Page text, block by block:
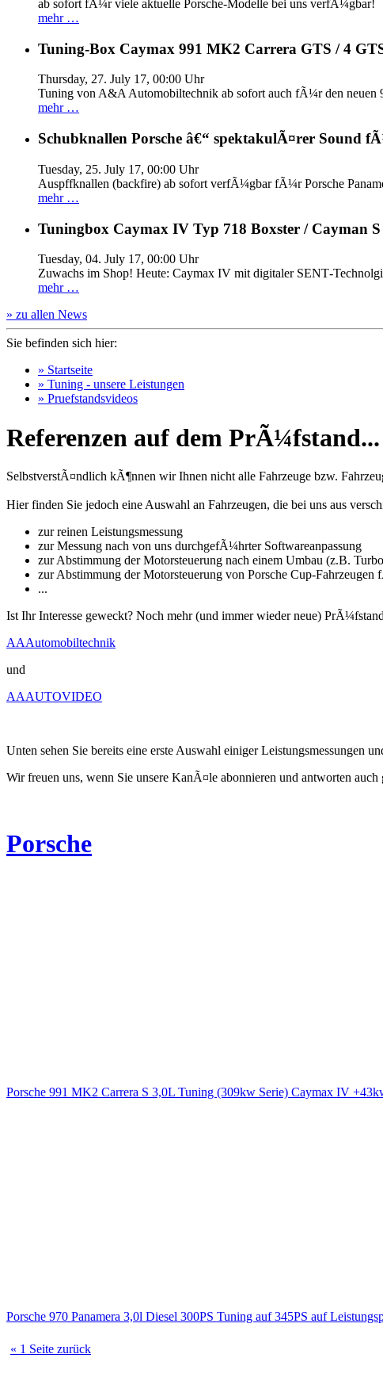
ab sofort fÃ¼r viele aktuelle Porsche-Modelle bei uns verfÃ¼gbar!
mehr …
Tuning-Box Caymax 991 MK2 Carrera GTS / 4
Thursday, 27. July 17, 00:00 Uhr
Tuning von A&A Automobiltechnik ab sofort auch fÃ¼r den neuen
mehr …
Schubknallen Porsche â€“ spektakulÃ¤rer Sound
Tuesday, 25. July 17, 00:00 Uhr
Auspffknallen (backfire) ab sofort verfÃ¼gbar fÃ¼r Porsche
mehr …
Tuningbox Caymax IV Typ 718 Boxster / Cayman
Tuesday, 04. July 17, 00:00 Uhr
Zuwachs im Shop! Heute: Caymax IV mit digitaler
mehr …
» zu allen News
Sie befinden sich hier:
» Startseite
» Tuning - unsere Leistungen
» Pruefstandsvideos
Referenzen auf dem PrÃ¼fstand...
SelbstverstÃ¤ndlich kÃ¶nnen wir Ihnen nicht alle Fahrzeuge bzw.
Hier finden Sie jedoch eine Auswahl an Fahrzeugen, die bei uns aus
zur reinen Leistungsmessung
zur Messung nach von uns durchgefÃ¼hrter Softwareanpassung
zur Abstimmung der Motorsteuerung nach einem Umbau (z.B.
zur Abstimmung der Motorsteuerung von Porsche Cup-
...
Ist Ihr Interesse geweckt? Noch mehr (und immer wieder neue)
AAAutomobiltechnik
und
AAAUTOVIDEO
Unten sehen Sie bereits eine erste Auswahl einiger Leistungsmessungen
Wir freuen uns, wenn Sie unsere KanÃ¤le abonnieren und antworten
Porsche
Porsche 991 MK2 Carrera S 3,0L Tuning (309kw Serie) Caymax IV
Porsche 970 Panamera 3,0l Diesel 300PS Tuning auf 345PS auf
« 1 Seite zurück